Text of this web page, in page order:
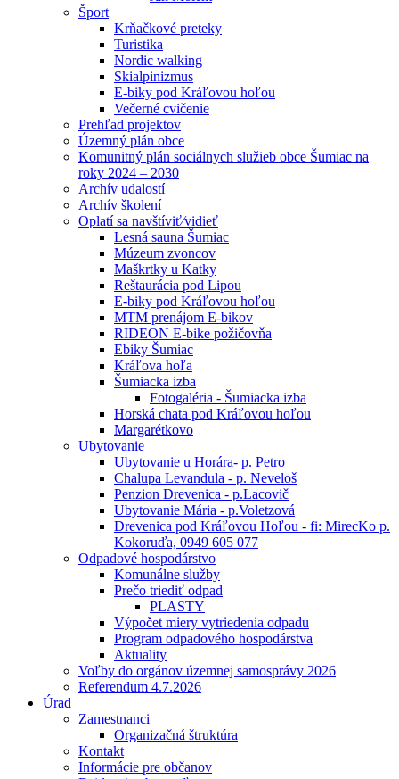
Šport
Krňačkové preteky
Turistika
Nordic walking
Skialpinizmus
E-biky pod Kráľovou hoľou
Večerné cvičenie
Prehľad projektov
Územný plán obce
Komunitný plán sociálnych služieb obce Šumiac na
roky 2024 – 2030
Archív udalostí
Archív školení
Oplatí sa navštíviť⁄vidieť
Lesná sauna Šumiac
Múzeum zvoncov
Maškrtky u Katky
Reštaurácia pod Lipou
E-biky pod Kráľovou hoľou
MTM prenájom E-bikov
RIDEON E-bike požičovňa
Ebiky Šumiac
Kráľova hoľa
Šumiacka izba
Fotogaléria - Šumiacka izba
Horská chata pod Kráľovou hoľou
Margarétkovo
Ubytovanie
Ubytovanie u Horára- p. Petro
Chalupa Levandula - p. Neveloš
Penzion Drevenica - p.Lacovič
Ubytovanie Mária - p.Voletzová
Drevenica pod Kráľovou Hoľou - fi: MirecKo p.
Kokoruďa, 0949 605 077
Odpadové hospodárstvo
Komunálne služby
Prečo triediť odpad
PLASTY
Výpočet miery vytriedenia odpadu
Program odpadového hospodárstva
Aktuality
Voľby do orgánov územnej samosprávy 2026
Referendum 4.7.2026
Úrad
Zamestnanci
Organizačná štruktúra
Kontakt
Informácie pre občanov